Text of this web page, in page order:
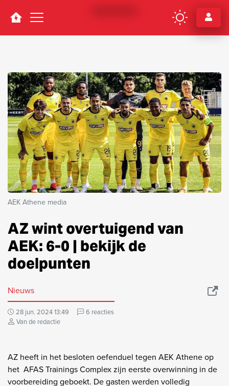
Navigation
AEK Athene media
AZ wint overtuigend van
AEK: 6-0 | bekijk de
doelpunten
Nieuws
28 jun. 2024 13:49
6 reacties
Van de redactie
AZ heeft in het besloten oefenduel tegen AEK Athene op
het AFAS Trainings Complex zijn eerste overwinning in de
voorbereiding geboekt. De gasten werden volledig